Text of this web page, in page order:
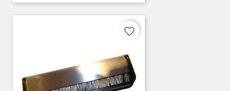
favorite_border